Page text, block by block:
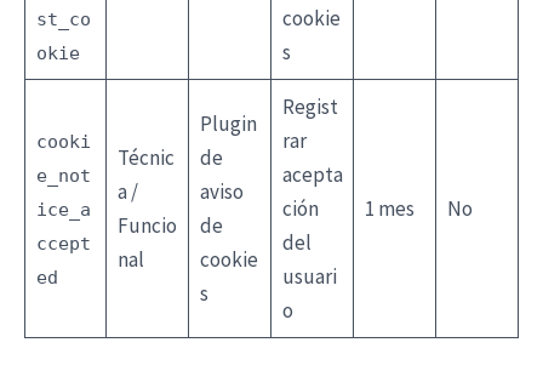
st_co
okie
cookie
s
cooki
e_not
ice_a
ccept
ed
Técnic
a /
Funcio
nal
Plugin
de
aviso
de
cookie
s
Regist
rar
acepta
ción
del
usuari
o
1 mes No